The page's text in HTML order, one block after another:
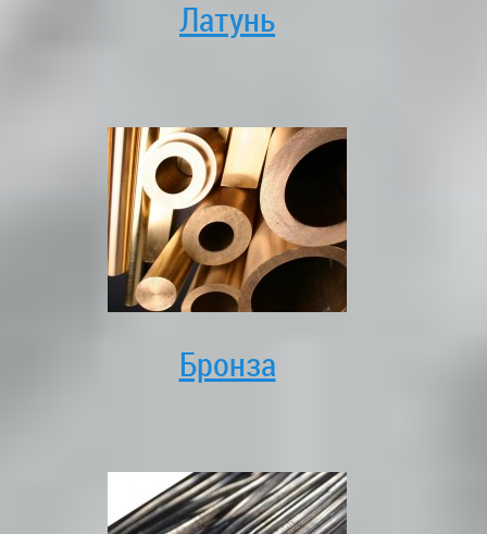
Латунь
Бронза